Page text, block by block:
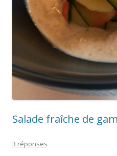
Salade fraîche de
3 réponses